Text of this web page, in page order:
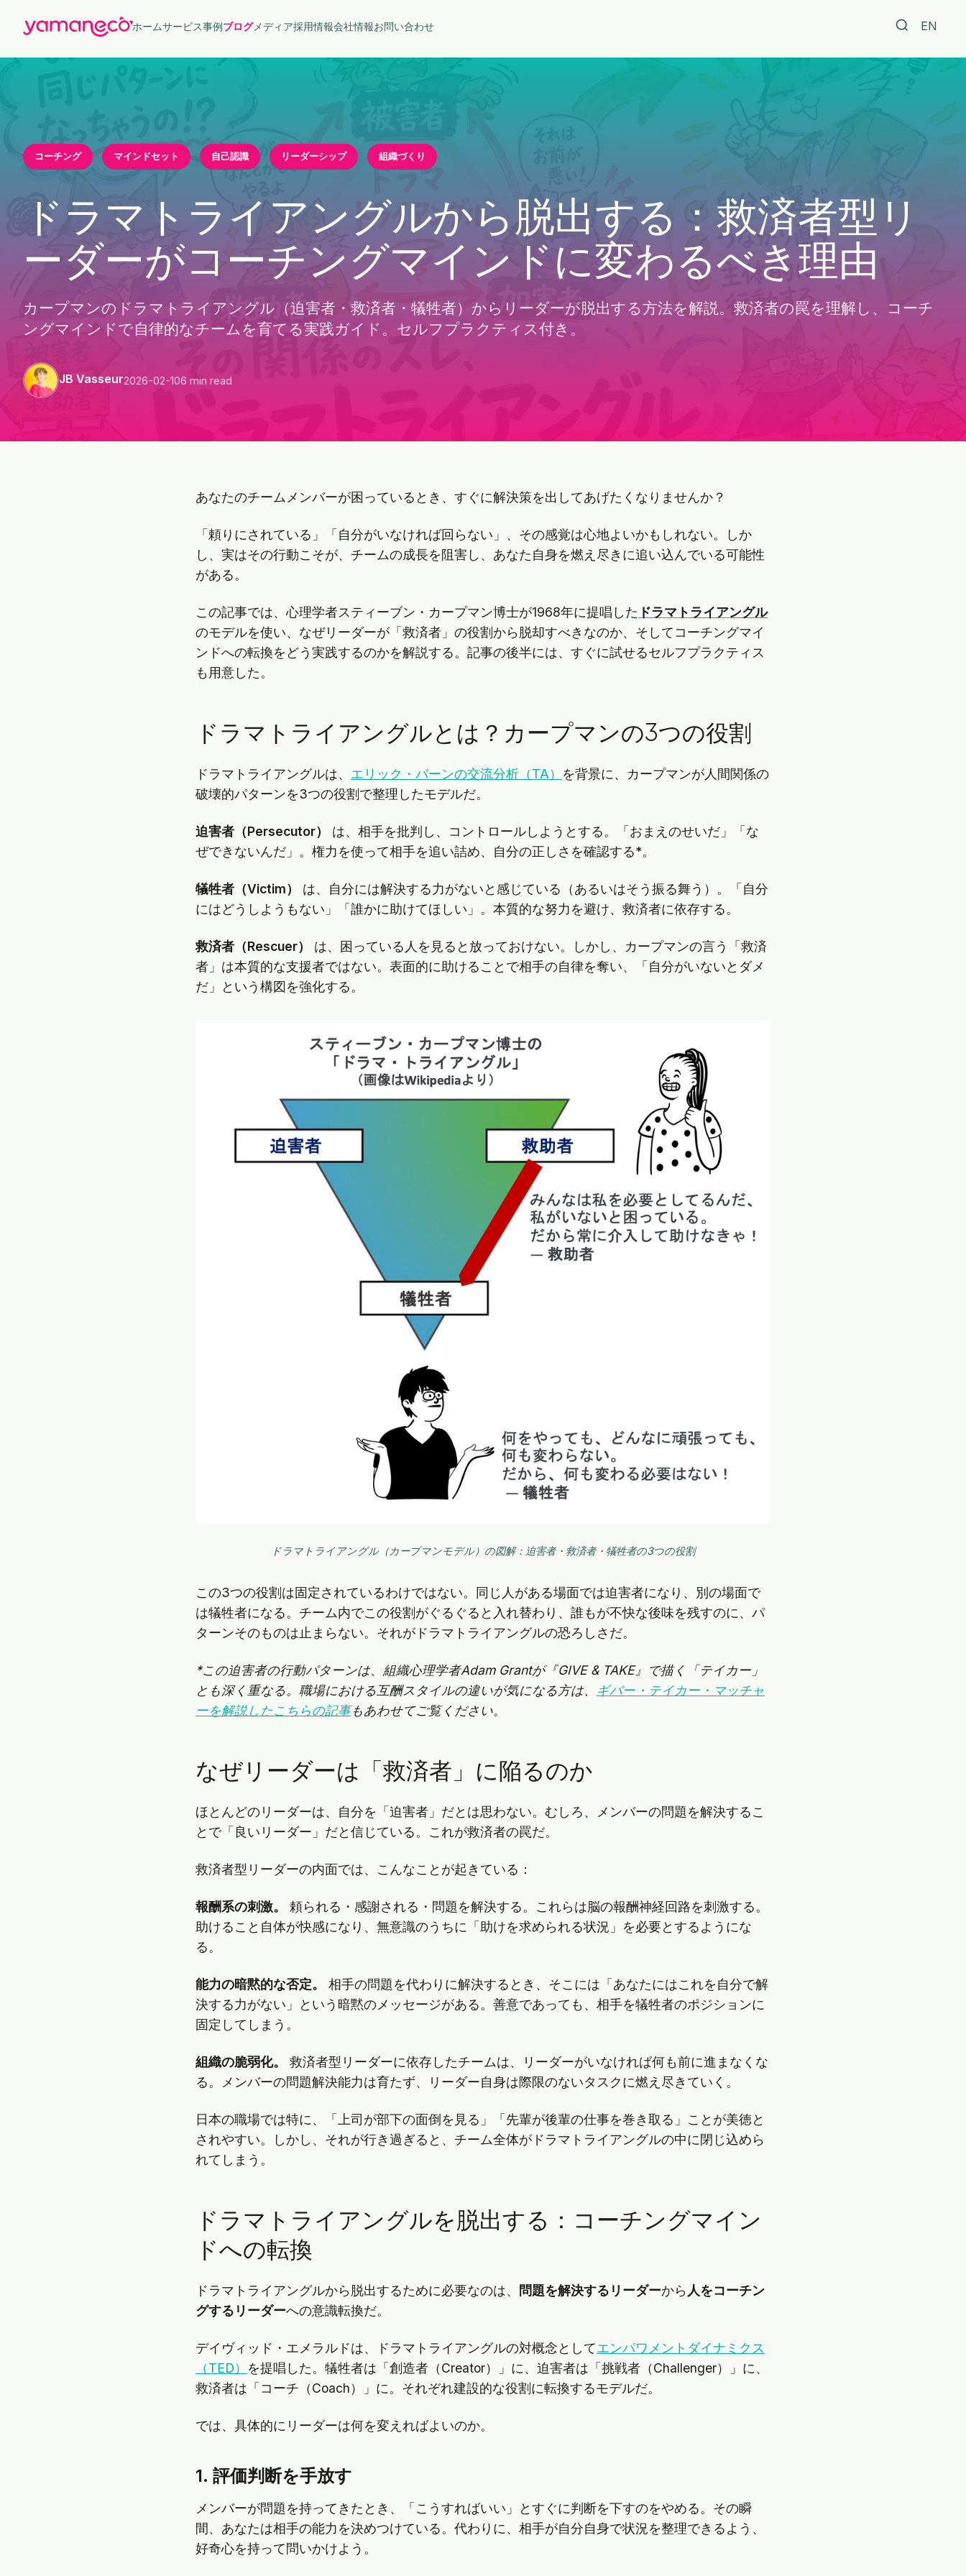
ホームサービス事例ブログメディア採用情報会社情報お問い合わせ EN
コーチング マインドセット 自己認識 リーダーシップ 組織づくり
ドラマトライアングルから脱出する：救済者型リ
ーダーがコーチングマインドに変わるべき理由
カープマンのドラマトライアングル（迫害者・救済者・犠牲者）からリーダーが脱出する方法を解説。救済者の罠を理解し、コーチ
ングマインドで自律的なチームを育てる実践ガイド。セルフプラクティス付き。
JB Vasseur2026-02-106 min read
あなたのチームメンバーが困っているとき、すぐに解決策を出してあげたくなりませんか？
「頼りにされている」「自分がいなければ回らない」、その感覚は心地よいかもしれない。しか
し、実はその行動こそが、チームの成長を阻害し、あなた自身を燃え尽きに追い込んでいる可能性
がある。
この記事では、心理学者スティーブン・カープマン博士が1968年に提唱した ドラマトライアングル
のモデルを使い、なぜリーダーが「救済者」の役割から脱却すべきなのか、そしてコーチングマイ
ンドへの転換をどう実践するのかを解説する。記事の後半には、すぐに試せるセルフプラクティス
も用意した。
ドラマトライアングルとは？カープマンの3つの役割
ドラマトライアングルは、 エリック・バーンの交流分析（TA） を背景に、カープマンが人間関係の
破壊的パターンを3つの役割で整理したモデルだ。
迫害者（Persecutor）
は、相手を批判し、コントロールしようとする。「おまえのせいだ」「な
ぜできないんだ」。権力を使って相手を追い詰め、自分の正しさを確認する*。
犠牲者（Victim）
は、自分には解決する力がないと感じている（あるいはそう振る舞う）。「自分
にはどうしようもない」「誰かに助けてほしい」。本質的な努力を避け、救済者に依存する。
救済者（Rescuer）
は、困っている人を見ると放っておけない。しかし、カープマンの言う「救済
者」は本質的な支援者ではない。表面的に助けることで相手の自律を奪い、「自分がいないとダメ
だ」という構図を強化する。
ドラマトライアングル（カープマンモデル）の図解：迫害者・救済者・犠牲者の3つの役割
この3つの役割は固定されているわけではない。同じ人がある場面では迫害者になり、別の場面で
は犠牲者になる。チーム内でこの役割がぐるぐると入れ替わり、誰もが不快な後味を残すのに、パ
ターンそのものは止まらない。それがドラマトライアングルの恐ろしさだ。
*この迫害者の行動パターンは、組織心理学者Adam Grantが『GIVE & TAKE』で描く「テイカー」
とも深く重なる。職場における互酬スタイルの違いが気になる方は、 ギバー・テイカー・マッチャ
ーを解説したこちらの記事もあわせてご覧ください。
なぜリーダーは「救済者」に陥るのか
ほとんどのリーダーは、自分を「迫害者」だとは思わない。むしろ、メンバーの問題を解決するこ
とで「良いリーダー」だと信じている。これが救済者の罠だ。
救済者型リーダーの内面では、こんなことが起きている：
報酬系の刺激。
頼られる・感謝される・問題を解決する。これらは脳の報酬神経回路を刺激する。
助けること自体が快感になり、無意識のうちに「助けを求められる状況」を必要とするようにな
る。
能力の暗黙的な否定。
相手の問題を代わりに解決するとき、そこには「あなたにはこれを自分で解
決する力がない」という暗黙のメッセージがある。善意であっても、相手を犠牲者のポジションに
固定してしまう。
組織の脆弱化。
救済者型リーダーに依存したチームは、リーダーがいなければ何も前に進まなくな
る。メンバーの問題解決能力は育たず、リーダー自身は際限のないタスクに燃え尽きていく。
日本の職場では特に、「上司が部下の面倒を見る」「先輩が後輩の仕事を巻き取る」ことが美徳と
されやすい。しかし、それが行き過ぎると、チーム全体がドラマトライアングルの中に閉じ込めら
れてしまう。
ドラマトライアングルを脱出する：コーチングマイン
ドへの転換
ドラマトライアングルから脱出するために必要なのは、 問題を解決するリーダーから 人をコーチン
グするリーダーへの意識転換だ。
デイヴィッド・エメラルドは、ドラマトライアングルの対概念としてエンパワメントダイナミクス
（TED） を提唱した。犠牲者は「創造者（Creator）」に、迫害者は「挑戦者（Challenger）」に、
救済者は「コーチ（Coach）」に。それぞれ建設的な役割に転換するモデルだ。
では、具体的にリーダーは何を変えればよいのか。
1. 評価判断を手放す
メンバーが問題を持ってきたとき、「こうすればいい」とすぐに判断を下すのをやめる。その瞬
間、あなたは相手の能力を決めつけている。代わりに、相手が自分自身で状況を整理できるよう、
好奇心を持って問いかけよう。